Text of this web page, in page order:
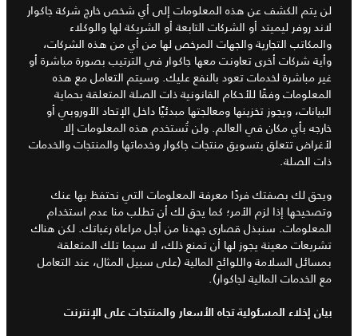
لن يتم الكشف عن هذه المعلومات إلى أي شخص خارج شركة جاكوار
لاند روفر ليميتد أو الشركات التابعة أو الشريكة لها والوكلاء
والمكاتب التجارية والجهات المرخص لها من أي من هذه الشركات،
وأية شركات أخرى تعاونت معها جاكوار في الترتيب بصورة مباشرة أو
غير مباشرة لخدمات تعود بالنفع عليك. وسيتم التعامل مع هذه
المعلومات وفقًا للأحكام القانونية ذات الصلة المتعلقة بحماية
البيانات، ويجوز تخزينها ومعالجتها مبدئيًا داخل الإتحاد الأوروبي أو
خارجه بأي مكان في العالم. ولن تُستخدم هذه المعلومات إلا
لأغراض تتعلق بتسويق منتجات جاكوار وخدماتها والمنتجات والخدمات
ذات الصلة.
ويحق لك بصفتك فردًا معرفة المعلومات التي نحتفظ بها عنك
وتصحيحها إذا لزم الأمر؛ كما يحق لك أن تطلب منا عدم استخدام
المعلومات. سنبذل قصارى جهدنا من أجل مراعاة رغباتك. لكن هناك
تشريعات معينة يجوز لها أن تمنع ذلك، لا سيما تلك المتعلقة
بمسائل السلامة واللوائح المالية (على سبيل المثال، عند التعامل
مع الخدمات المالية لجاكوار).
بيان إخلاء المسئولية تجاه الأسعار والمنتجات على الإنترنت